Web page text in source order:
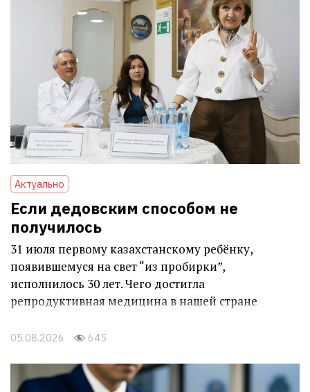
Актуально
Если дедовским способом не
получилось
31 июля первому казахстанскому ребёнку,
появившемуся на свет “из пробирки”,
исполнилось 30 лет. Чего достигла
репродуктивная медицина в нашей стране
05.08.2026 645